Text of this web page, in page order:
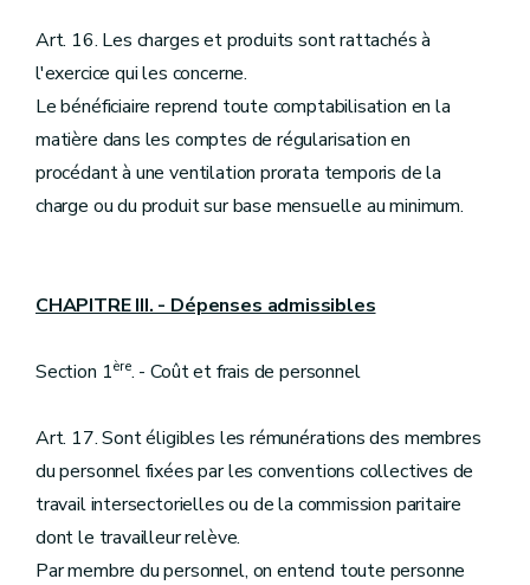
Art. 16. Les charges et produits sont rattachés à
l'exercice qui les concerne.
Le bénéficiaire reprend toute comptabilisation en la
matière dans les comptes de régularisation en
procédant à une ventilation prorata temporis de la
charge ou du produit sur base mensuelle au minimum.
CHAPITRE III. - Dépenses admissibles
Section 1ère. - Coût et frais de personnel
Art. 17. Sont éligibles les rémunérations des membres
du personnel fixées par les conventions collectives de
travail intersectorielles ou de la commission paritaire
dont le travailleur relève.
Par membre du personnel, on entend toute personne